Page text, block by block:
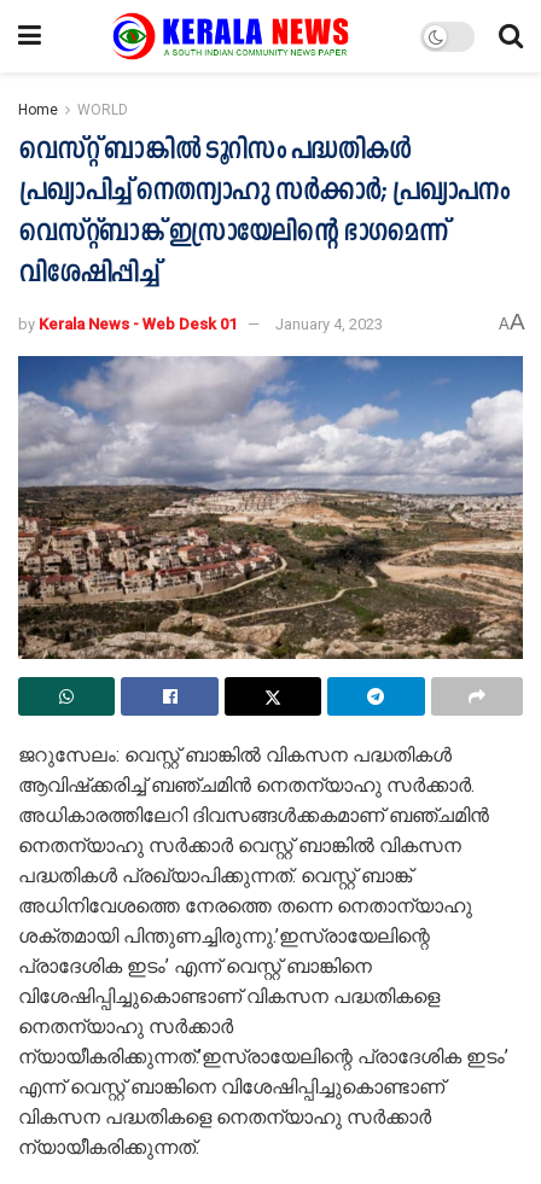
Home WORLD
വെസ്റ്റ് ബാങ്കില്‍ ടൂറിസം പദ്ധതികള്‍
പ്രഖ്യാപിച്ച് നെതന്യാഹു സര്‍ക്കാര്‍; പ്രഖ്യാപനം
വെസ്റ്റ്ബാങ്ക് ഇസ്രായേലിന്റെ ഭാഗമെന്ന്
വിശേഷിപ്പിച്ച്
by Kerala News - Web Desk 01 January 4, 2023 AA
ജറുസേലം: വെസ്റ്റ് ബാങ്കില്‍ വികസന പദ്ധതികള്‍
ആവിഷ്‌ക്കരിച്ച് ബഞ്ചമിന്‍ നെതന്യാഹു സര്‍ക്കാര്‍.
അധികാരത്തിലേറി ദിവസങ്ങള്‍ക്കകമാണ് ബഞ്ചമിന്‍
നെതന്യാഹു സര്‍ക്കാര്‍ വെസ്റ്റ് ബാങ്കില്‍ വികസന
പദ്ധതികള്‍ പ്രഖ്യാപിക്കുന്നത്. വെസ്റ്റ് ബാങ്ക്
അധിനിവേശത്തെ നേരത്തെ തന്നെ നെതാന്യാഹു
ശക്തമായി പിന്തുണച്ചിരുന്നു.’ഇസ്രായേലിന്റെ
പ്രാദേശിക ഇടം’ എന്ന് വെസ്റ്റ് ബാങ്കിനെ
വിശേഷിപ്പിച്ചുകൊണ്ടാണ് വികസന പദ്ധതികളെ
നെതന്യാഹു സര്‍ക്കാര്‍
ന്യായീകരിക്കുന്നത്.’ഇസ്രായേലിന്റെ പ്രാദേശിക ഇടം’
എന്ന് വെസ്റ്റ് ബാങ്കിനെ വിശേഷിപ്പിച്ചുകൊണ്ടാണ്
വികസന പദ്ധതികളെ നെതന്യാഹു സര്‍ക്കാര്‍
ന്യായീകരിക്കുന്നത്.